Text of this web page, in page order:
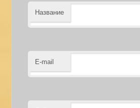
Название
E-mail